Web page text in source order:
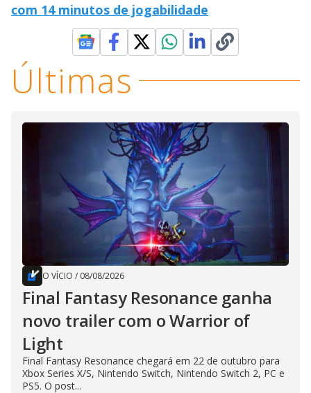
com 14 minutos de jogabilidade
Últimas
O VÍCIO / 08/08/2026
Final Fantasy Resonance ganha
novo trailer com o Warrior of
Light
Final Fantasy Resonance chegará em 22 de outubro para
Xbox Series X/S, Nintendo Switch, Nintendo Switch 2, PC e
PS5. O post...